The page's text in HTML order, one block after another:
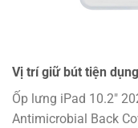
Vị trí giữ bút tiện dụng
Ốp lưng iPad 10.2″
Antimicrobial Back